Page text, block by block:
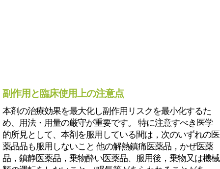
副作用と臨床使用上の注意点
本剤の治療効果を最大化し副作用リスクを最小化するた
め、用法・用量の厳守が重要です。 特に注意すべき医学
的所見として、本剤を服用している間は，次のいずれの医
薬品品も服用しないこと 他の解熱鎮痛医薬品，かぜ医薬
品，鎮静医薬品，乗物酔い医薬品、服用後，乗物又は機械